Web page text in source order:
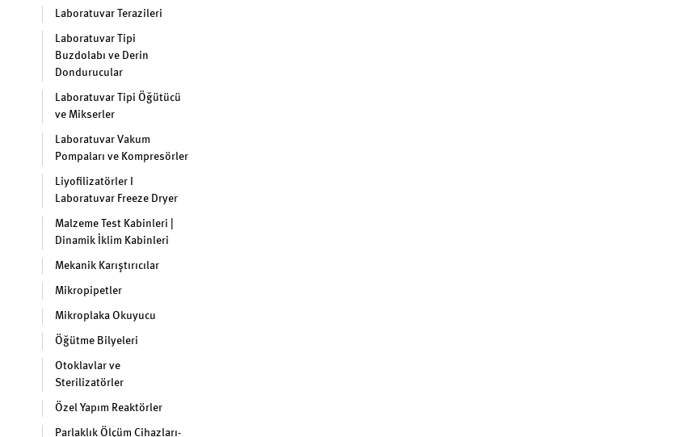
Laboratuvar Terazileri
Laboratuvar Tipi
Buzdolabı ve Derin
Dondurucular
Laboratuvar Tipi Öğütücü
ve Mikserler
Laboratuvar Vakum
Pompaları ve Kompresörler
Liyofilizatörler I
Laboratuvar Freeze Dryer
Malzeme Test Kabinleri |
Dinamik İklim Kabinleri
Mekanik Karıştırıcılar
Mikropipetler
Mikroplaka Okuyucu
Öğütme Bilyeleri
Otoklavlar ve
Sterilizatörler
Özel Yapım Reaktörler
Parlaklık Ölçüm Cihazları-